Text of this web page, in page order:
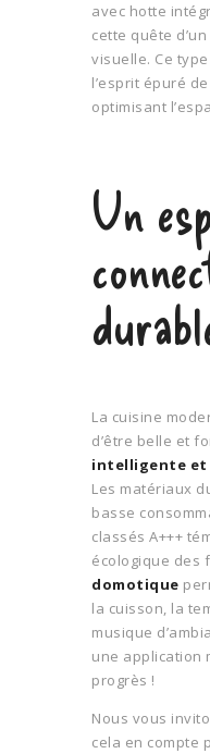
avec hotte
cette quête
visuelle. Ce
l’esprit épuré
optimisant
Un
La cuisine
d’être belle et
intelligente et
Les matériaux
basse
classés A+++
écologique des
domotique
la cuisson, la
musique
une application
progrès !
Nous vous
cela en compte